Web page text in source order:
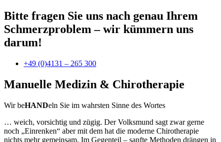
Bitte fragen Sie uns nach genau Ihrem
Schmerzproblem – wir kümmern uns
darum!
+49 (0)4131 – 265 300
Manuelle Medizin & Chirotherapie
Wir beHANDeln Sie im wahrsten Sinne des Wortes
… weich, vorsichtig und zügig. Der Volksmund sagt zwar gerne
noch „Einrenken“ aber mit dem hat die moderne Chirotherapie
nichts mehr gemeinsam. Im Gegenteil – sanfte Methoden drängen in